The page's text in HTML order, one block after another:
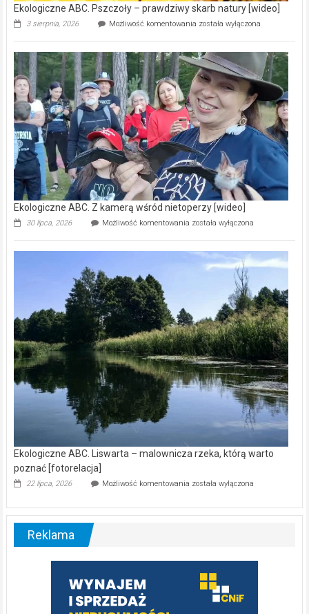
Ekologiczne ABC. Pszczoły – prawdziwy skarb natury [wideo]
3 sierpnia, 2026 Możliwość komentowania Ekologiczne
–
prawdziwy
skarb
natury
[wideo]
została wyłączona
Ekologiczne ABC. Z kamerą wśród nietoperzy [wideo]
30 lipca, 2026 Możliwość komentowania Ekologiczne
kamerą
wśród
została wyłączona
Ekologiczne ABC. Liswarta – malownicza rzeka, którą warto
poznać [fotorelacja]
22 lipca, 2026 Możliwość komentowania Ekologiczne
–
warto
poznać
[fotorelacja]
została wyłączona
Reklama